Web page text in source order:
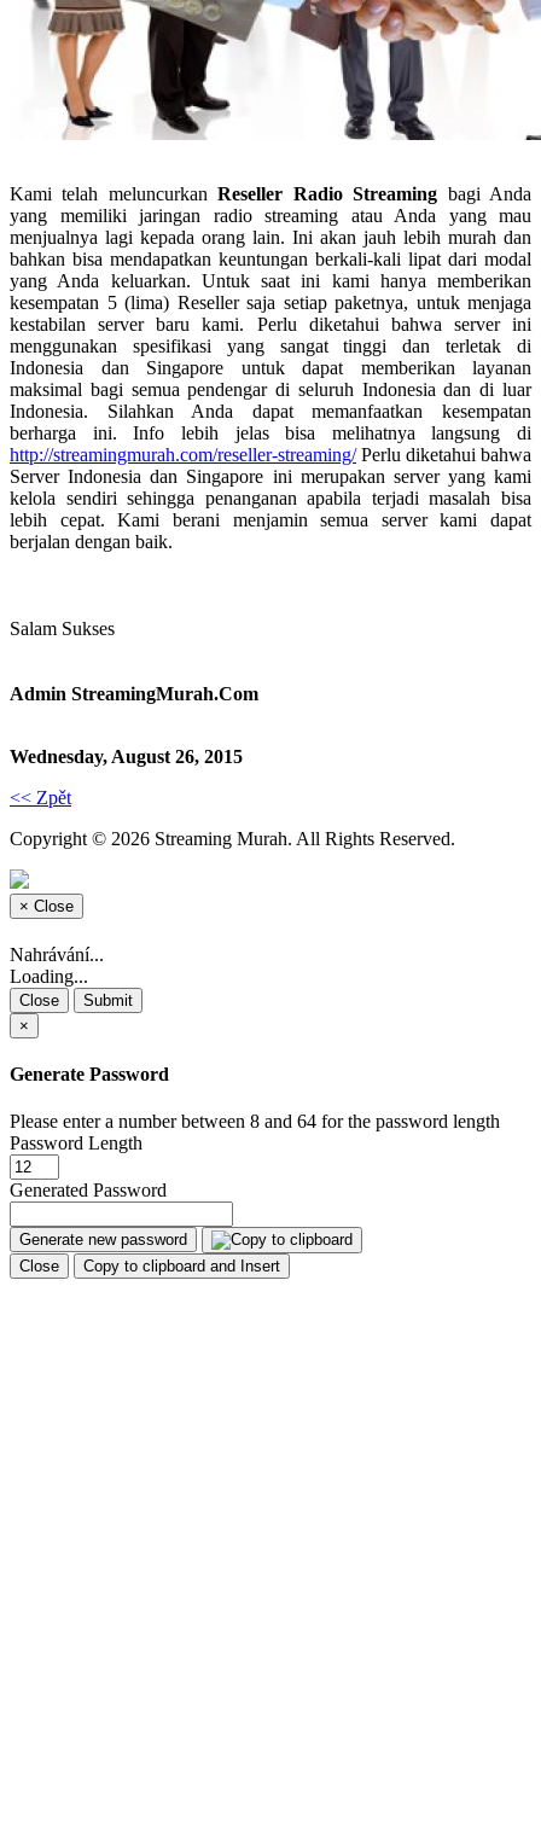
Kami telah meluncurkanReseller Radio Streaming bagi Anda
yang memiliki jaringan radio streaming atau Anda yang mau
menjualnya lagi kepada orang lain. Ini akan jauh lebih murah dan
bahkan bisa mendapatkan keuntungan berkali-kali lipat dari modal
yang Anda keluarkan. Untuk saat ini kami hanya memberikan
kesempatan 5 (lima) Reseller saja setiap paketnya, untuk menjaga
kestabilan server baru kami. Perlu diketahui bahwa server ini
menggunakan spesifikasi yang sangat tinggi dan terletak di
Indonesia dan Singapore untuk dapat memberikan layanan
maksimal bagi semua pendengar di seluruh Indonesia dan di luar
Indonesia. Silahkan Anda dapat memanfaatkan kesempatan
berharga ini. Info lebih jelas bisa melihatnya langsung di
http://streamingmurah.com/reseller-streaming/Perlu diketahui bahwa
Server Indonesia dan Singapore ini merupakan server yang kami
kelola sendiri sehingga penanganan apabila terjadi masalah bisa
lebih cepat. Kami berani menjamin semua server kami dapat
berjalan dengan baik.
Salam Sukses
Admin StreamingMurah.Com
Wednesday, August 26, 2015
<< Zpět
Copyright © 2026 Streaming Murah. All Rights Reserved.
× Close
Nahrávání...
Loading...
Close
Submit
×
Generate Password
Please enter a number between 8 and 64 for the password length
Password Length
Generated Password
Generate new password
Close
Copy to clipboard and Insert